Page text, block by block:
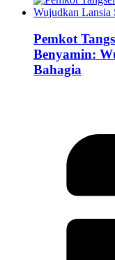
Pemkot
Benyamin:
Bahagia